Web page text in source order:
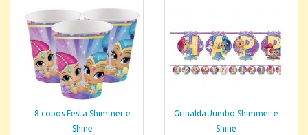
8 copos Festa Shimmer e
Shine
Grinalda Jumbo Shimmer e
Shine